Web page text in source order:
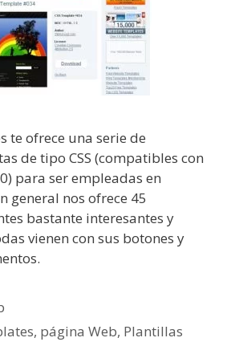
te ofrece una serie de
de tipo CSS (compatibles con
para ser empleadas en
general nos ofrece 45
bastante interesantes y
vienen con sus botones y
, página Web, Plantillas